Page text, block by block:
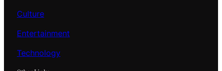
Culture
Entertainment
Technology